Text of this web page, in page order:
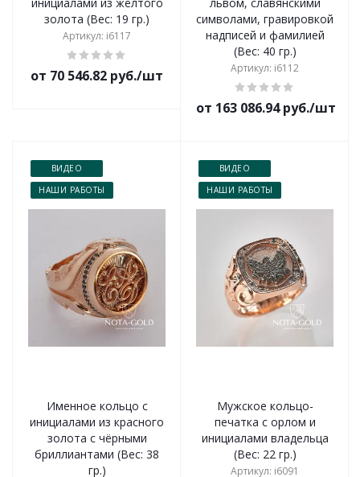
золота (Вес: 19 гр.)
Артикул: i6117
от 70 546.82 руб./шт
символами, гравировкой
надписей и фамилией
(Вес: 40 гр.)
Артикул: i6112
от 163 086.94 руб./шт
ВИДЕО
НАШИ РАБОТЫ
Именное кольцо с
инициалами из красного
золота с чёрными
бриллиантами (Вес: 38
гр.)
ВИДЕО
НАШИ РАБОТЫ
Мужское кольцо-
печатка с орлом и
инициалами владельца
(Вес: 22 гр.)
Артикул: i6091